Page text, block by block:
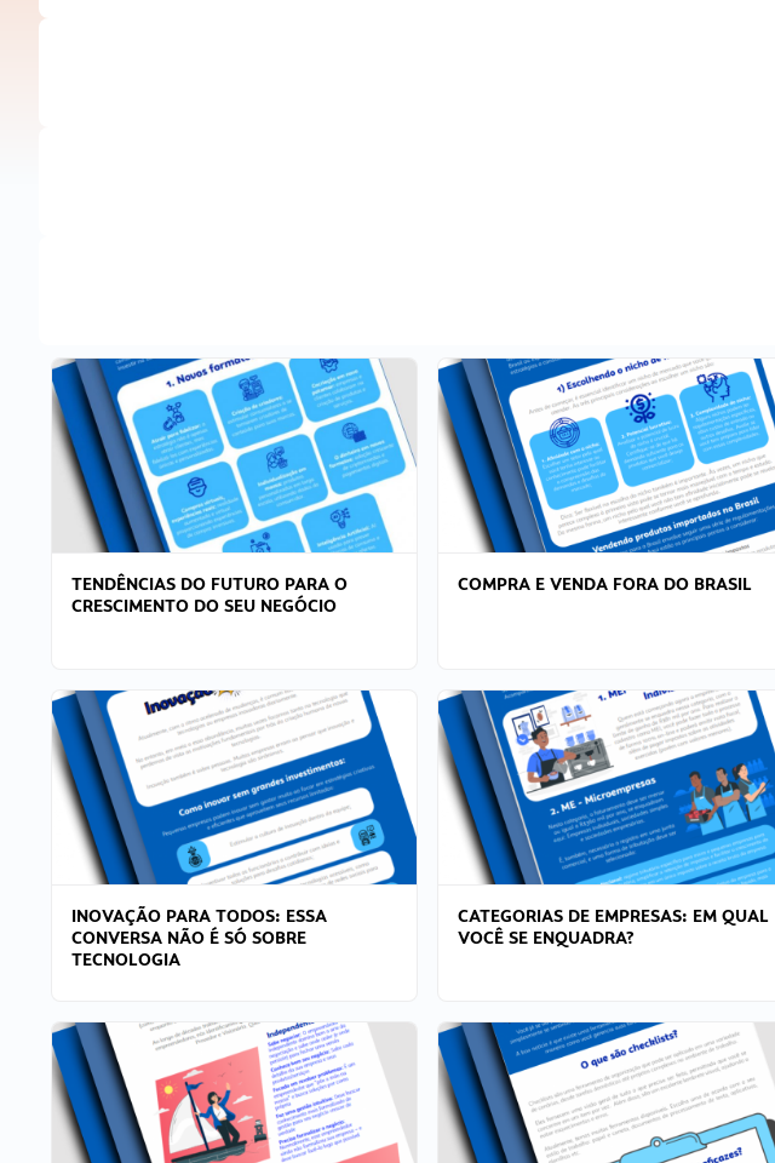
TENDÊNCIAS DO FUTURO PARA O
CRESCIMENTO DO SEU NEGÓCIO
COMPRA E VENDA FORA DO BRASIL
INOVAÇÃO PARA TODOS: ESSA
CONVERSA NÃO É SÓ SOBRE
TECNOLOGIA
CATEGORIAS DE EMPRESAS: EM QUAL
VOCÊ SE ENQUADRA?